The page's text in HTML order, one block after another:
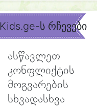
Kids.ge-ს რჩევები
ასწავლეთ
კონფლიქტის
მოგვარების
სხვადასხვა